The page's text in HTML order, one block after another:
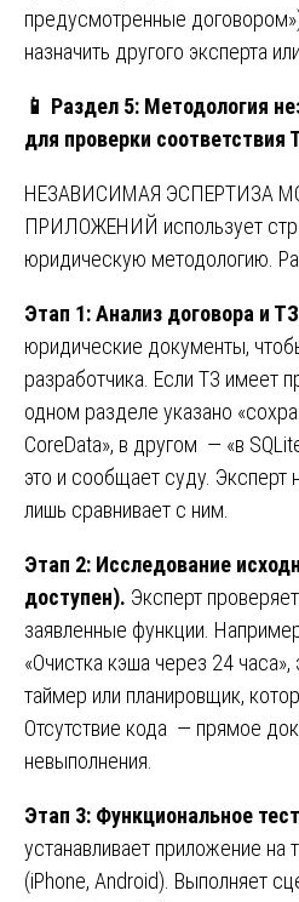
предусмотренные
назначить другого эксперта
📱 Раздел 5: Методология
для проверки соответствия
НЕЗАВИСИМАЯ ЭСПЕРТИЗА
ПРИЛОЖЕНИЙ использует
юридическую методологию.
Этап 1: Анализ договора и
юридические документы,
разработчика. Если ТЗ имеет
одном разделе указано
CoreData», в другом — «в
это и сообщает суду. Эксперт
лишь сравнивает с ним.
Этап 2: Исследование
доступен). Эксперт
заявленные функции.
«Очистка кэша через 24
таймер или планировщик,
Отсутствие кода — прямое
невыполнения.
Этап 3: Функциональное
устанавливает приложение на
(iPhone, Android). Выполняет